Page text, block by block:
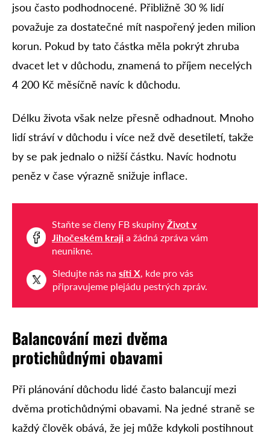
jsou často podhodnocené. Přibližně 30 % lidí
považuje za dostatečné mít naspořený jeden milion
korun. Pokud by tato částka měla pokrýt zhruba
dvacet let v důchodu, znamená to příjem necelých
4 200 Kč měsíčně navíc k důchodu.
Délku života však nelze přesně odhadnout. Mnoho
lidí stráví v důchodu i více než dvě desetiletí, takže
by se pak jednalo o nižší částku. Navíc hodnotu
peněz v čase výrazně snižuje inflace.
Staňte se členy FB skupiny Život v
Jihočeském kraji a žádná zpráva vám
neunikne.
Sledujte nás na síti X, kde pro vás
připravujeme plejádu pestrých zpráv.
Balancování mezi dvěma
protichůdnými obavami
Při plánování důchodu lidé často balancují mezi
dvěma protichůdnými obavami. Na jedné straně se
každý člověk obává, že jej může kdykoli postihnout